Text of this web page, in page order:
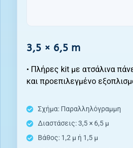
3,5 × 6,5 m
• Πλήρες kit με ατσάλινα
και προεπιλεγμένο
Σχήμα: Παραλληλόγραμμη
Διαστάσεις: 3,5 × 6,5 μ
Βάθος: 1,2 μ ή 1,5 μ